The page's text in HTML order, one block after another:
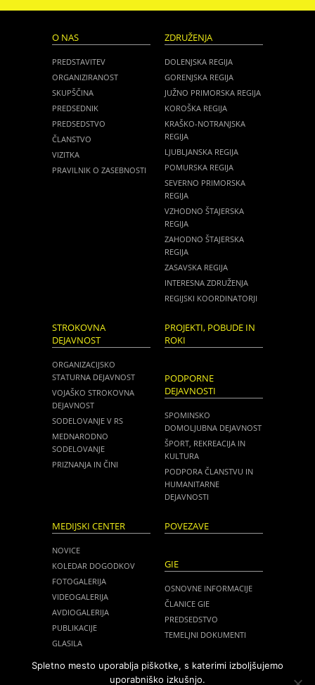
O NAS
PREDSTAVITEV
ORGANIZIRANOST
SKUPŠČINA
PREDSEDNIK
PREDSEDSTVO
ČLANSTVO
VIZITKA
PRAVILNIK O ZASEBNOSTI
ZDRUŽENJA
DOLENJSKA REGIJA
GORENJSKA REGIJA
JUŽNO PRIMORSKA REGIJA
KOROŠKA REGIJA
KRAŠKO-NOTRANJSKA
REGIJA
LJUBLJANSKA REGIJA
POMURSKA REGIJA
SEVERNO PRIMORSKA
REGIJA
VZHODNO ŠTAJERSKA
REGIJA
ZAHODNO ŠTAJERSKA
REGIJA
ZASAVSKA REGIJA
INTERESNA ZDRUŽENJA
REGIJSKI KOORDINATORJI
STROKOVNA
DEJAVNOST
ORGANIZACIJSKO
STATURNA DEJAVNOST
VOJAŠKO STROKOVNA
DEJAVNOST
SODELOVANJE V RS
MEDNARODNO
SODELOVANJE
PRIZNANJA IN ČINI
PROJEKTI, POBUDE IN
ROKI
PODPORNE
DEJAVNOSTI
SPOMINSKO
DOMOLJUBNA DEJAVNOST
ŠPORT, REKREACIJA IN
KULTURA
PODPORA ČLANSTVU IN
HUMANITARNE
DEJAVNOSTI
MEDIJSKI CENTER
NOVICE
KOLEDAR DOGODKOV
FOTOGALERIJA
VIDEOGALERIJA
AVDIOGALERIJA
PUBLIKACIJE
GLASILA
POVEZAVE
GIE
OSNOVNE INFORMACIJE
ČLANICE GIE
PREDSEDSTVO
TEMELJNI DOKUMENTI
ZASEDANJA
Spletno mesto uporablja piškotke, s katerimi izboljšujemo
uporabniško izkušnjo.